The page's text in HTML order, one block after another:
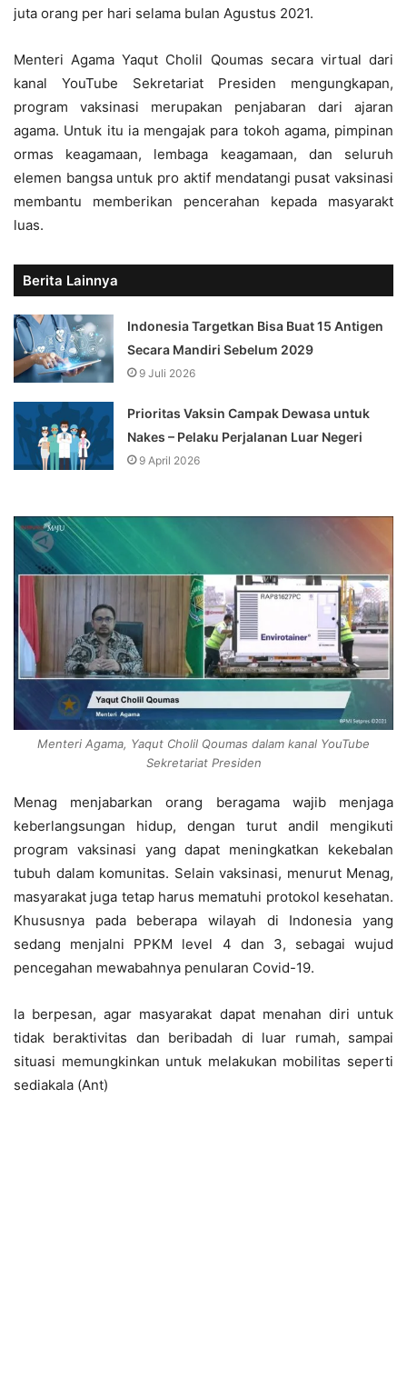
juta orang per hari selama bulan Agustus 2021.
Menteri Agama Yaqut Cholil Qoumas secara virtual dari
kanal YouTube Sekretariat Presiden mengungkapan,
program vaksinasi merupakan penjabaran dari ajaran
agama. Untuk itu ia mengajak para tokoh agama, pimpinan
ormas keagamaan, lembaga keagamaan, dan seluruh
elemen bangsa untuk pro aktif mendatangi pusat vaksinasi
membantu memberikan pencerahan kepada masyarakt
luas.
Berita Lainnya
Indonesia Targetkan Bisa Buat 15 Antigen
Secara Mandiri Sebelum 2029
9 Juli 2026
Prioritas Vaksin Campak Dewasa untuk
Nakes – Pelaku Perjalanan Luar Negeri
9 April 2026
Menteri Agama, Yaqut Cholil Qoumas dalam kanal YouTube
Sekretariat Presiden
Menag menjabarkan orang beragama wajib menjaga
keberlangsungan hidup, dengan turut andil mengikuti
program vaksinasi yang dapat meningkatkan kekebalan
tubuh dalam komunitas. Selain vaksinasi, menurut Menag,
masyarakat juga tetap harus mematuhi protokol kesehatan.
Khususnya pada beberapa wilayah di Indonesia yang
sedang menjalni PPKM level 4 dan 3, sebagai wujud
pencegahan mewabahnya penularan Covid-19.
Ia berpesan, agar masyarakat dapat menahan diri untuk
tidak beraktivitas dan beribadah di luar rumah, sampai
situasi memungkinkan untuk melakukan mobilitas seperti
sediakala (Ant)